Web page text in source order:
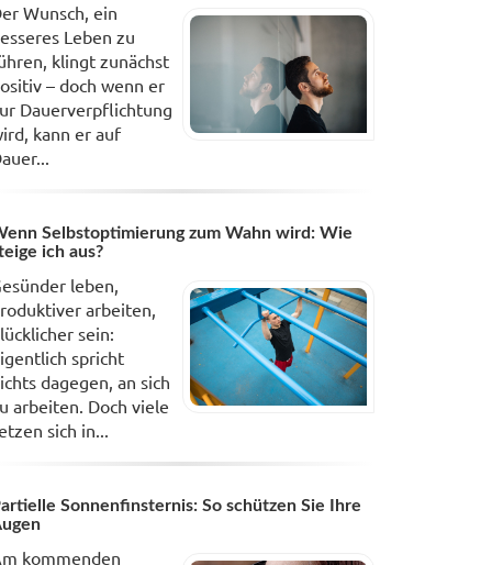
Wunsch, ein
Leben zu
klingt zunächst
– doch wenn er
Dauerverpflichtung
kann er auf
Selbstoptimierung zum Wahn wird: Wie
ich aus?
leben,
arbeiten,
sein:
spricht
dagegen, an sich
arbeiten. Doch viele
sich in...
Sonnenfinsternis: So schützen Sie Ihre
kommenden